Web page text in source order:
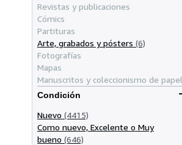
Revistas y publicaciones
Cómics
Partituras
Arte, grabados y pósters (6)
Fotografías
Mapas
Manuscritos y coleccionismo de papel
Condición
Nuevo (4415)
Como nuevo, Excelente o Muy
bueno (646)